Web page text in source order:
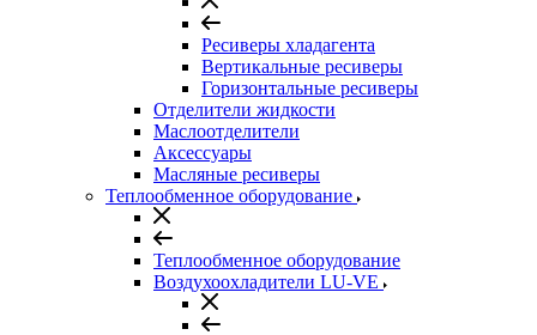
Ресиверы хладагента
Вертикальные ресиверы
Горизонтальные ресиверы
Отделители жидкости
Маслоотделители
Аксессуары
Масляные ресиверы
Теплообменное оборудование
Теплообменное оборудование
Воздухоохладители LU-VE